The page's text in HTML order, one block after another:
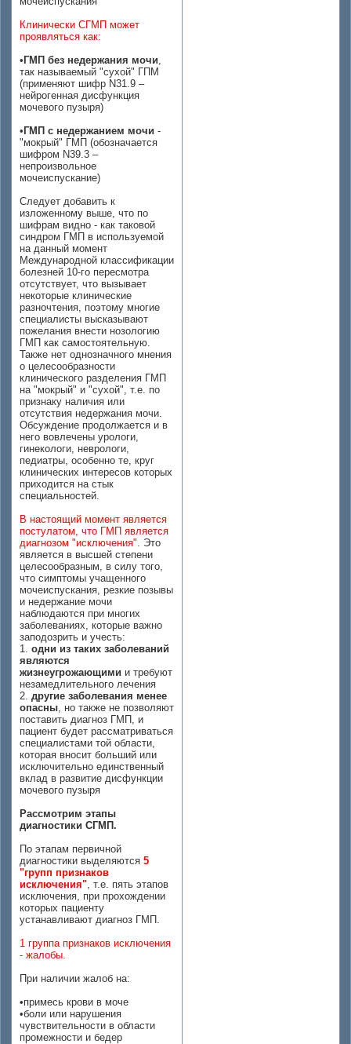
Клинически СГМП может
проявляться как:
• ГМП без недержания мочи,
так называемый "сухой" ГПМ
(применяют шифр N31.9 –
нейрогенная дисфункция
мочевого пузыря)
• ГМП с недержанием мочи -
"мокрый" ГМП (обозначается
шифром N39.3 –
непроизвольное
мочеиспускание)
Следует добавить к
изложенному выше, что по
шифрам видно - как таковой
синдром ГМП в используемой
на данный момент
Международной классификации
болезней 10-го пересмотра
отсутствует, что вызывает
некоторые клинические
разночтения, поэтому многие
специалисты высказывают
пожелания внести нозологию
ГМП как самостоятельную.
Также нет однозначного мнения
о целесообразности
клинического разделения ГМП
на "мокрый" и "сухой", т.е. по
признаку наличия или
отсутствия недержания мочи.
Обсуждение продолжается и в
него вовлечены урологи,
гинекологи, неврологи,
педиатры, особенно те, круг
клинических интересов которых
приходится на стык
специальностей.
В настоящий момент является
постулатом, что ГМП является
диагнозом "исключения". Это
является в высшей степени
целесообразным, в силу того,
что симптомы учащенного
мочеиспускания, резкие позывы
и недержание мочи
наблюдаются при многих
заболеваниях, которые важно
заподозрить и учесть:
1. одни из таких заболеваний
являются
жизнеугрожающими и требуют
незамедлительного лечения
2. другие заболевания менее
опасны, но также не позволяют
поставить диагноз ГМП, и
пациент будет рассматриваться
специалистами той области,
которая вносит больший или
исключительно единственный
вклад в развитие дисфункции
мочевого пузыря
Рассмотрим этапы
диагностики СГМП.
По этапам первичной
диагностики выделяются 5
"групп признаков
исключения", т.е. пять этапов
исключения, при прохождении
которых пациенту
устанавливают диагноз ГМП.
1 группа признаков исключения
- жалобы.
При наличии жалоб на:
•примесь крови в моче
•боли или нарушения
чувствительности в области
промежности и бедер